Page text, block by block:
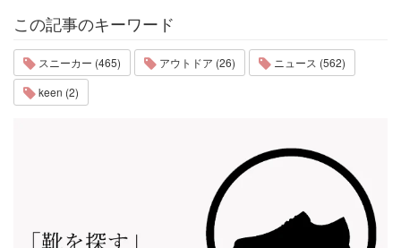
この記事のキーワード
スニーカー (465) アウトドア (26)
ニュース (562)
keen (2)